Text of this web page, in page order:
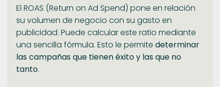
El ROAS (Return on Ad Spend) pone en relación
su volumen de negocio con su gasto en
publicidad. Puede calcular este ratio mediante
una sencilla fórmula. Esto le permite determinar
las campañas que tienen éxito y las que no
tanto.